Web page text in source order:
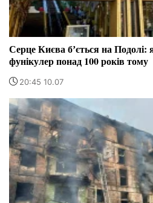
Серце Києва бʼється на Подолі:
фунікулер понад 100 років тому
20:45 10.07